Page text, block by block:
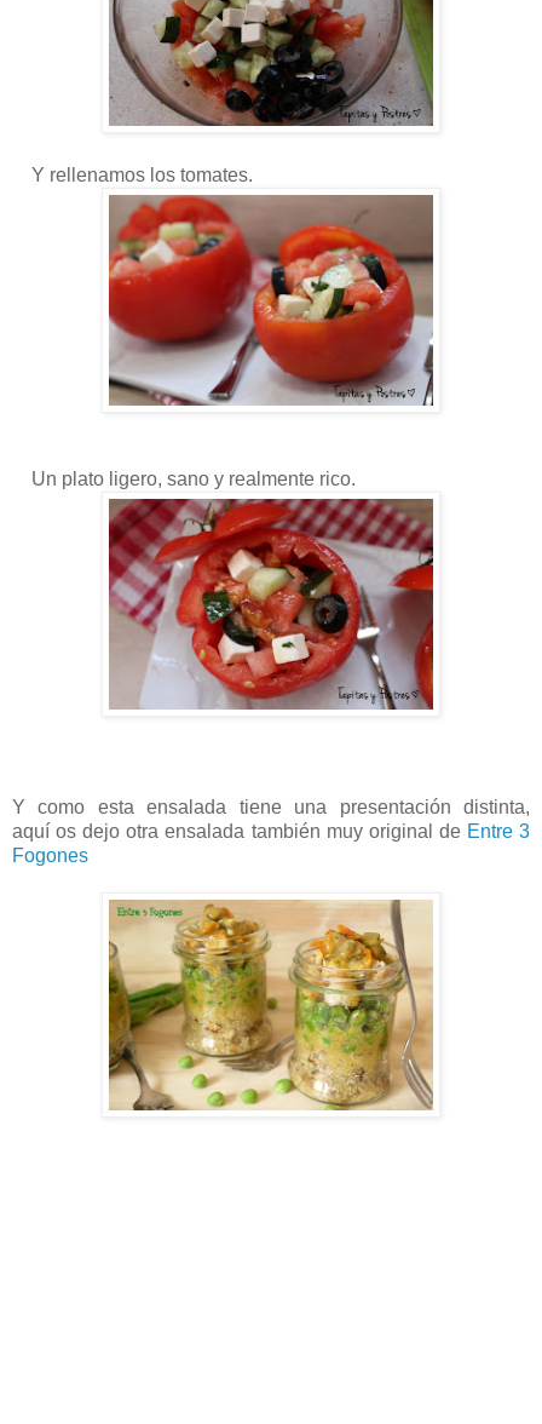
Y rellenamos los tomates.
Un plato ligero, sano y realmente rico.
Y como esta ensalada tiene una presentación distinta,
aquí os dejo otra ensalada también muy original de Entre 3
Fogones